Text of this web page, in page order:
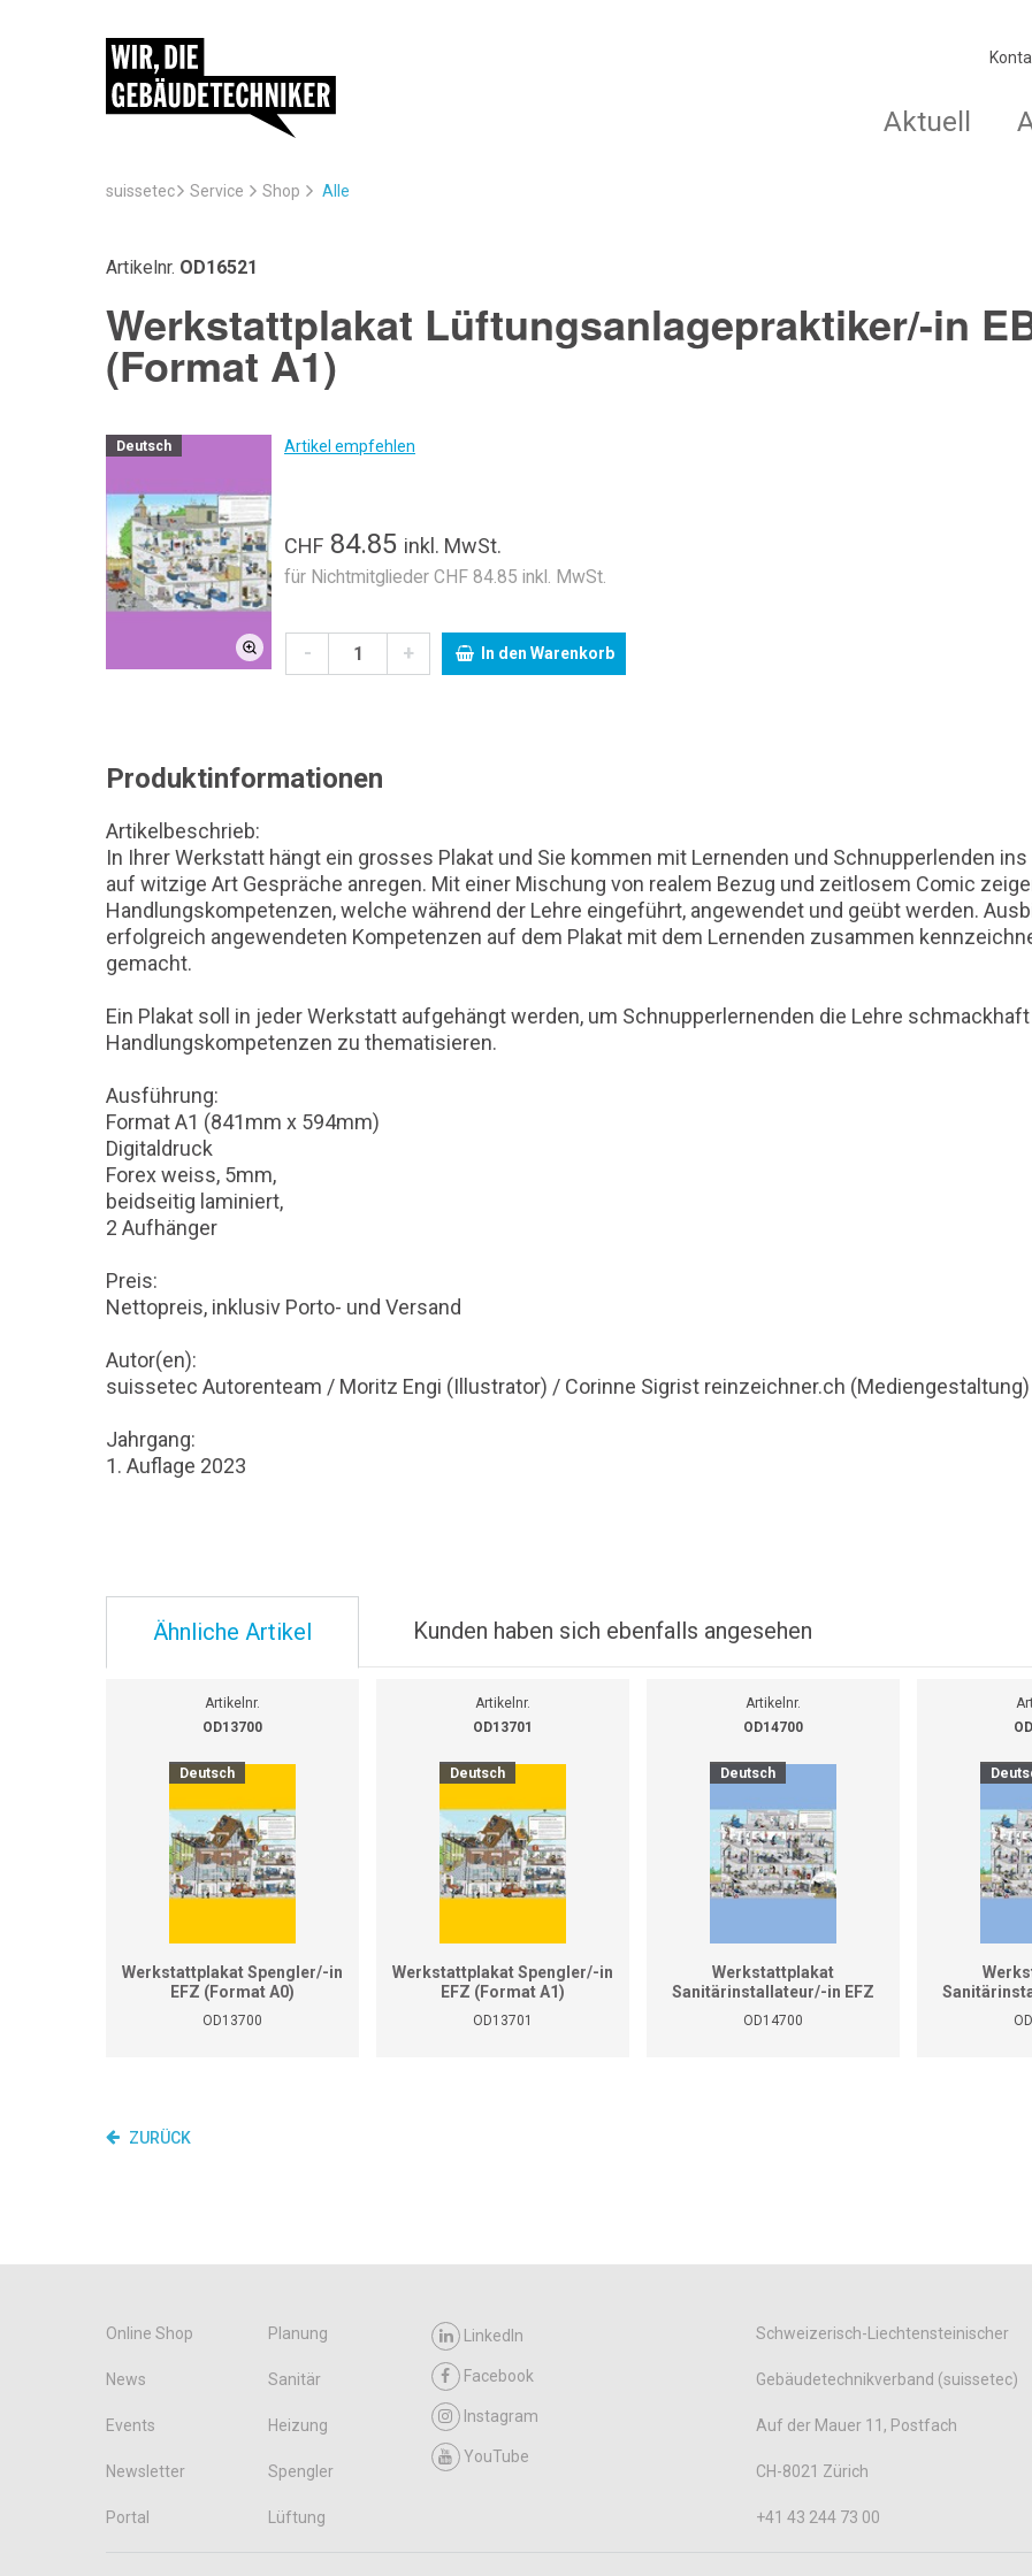
Aktuell
suissetec Service Shop Alle
Artikelnr. OD16521
Werkstattplakat Lüftungsanlagepraktiker/-in
(Format A1)
Deutsch Artikel empfehlen
CHF 84.85 inkl. MwSt.
für Nichtmitglieder CHF 84.85 inkl. MwSt.
- + In den Warenkorb
Produktinformationen
Artikelbeschrieb:
In Ihrer Werkstatt hängt ein grosses Plakat und Sie kommen mit Lernenden und Schnupperlenden
auf witzige Art Gespräche anregen. Mit einer Mischung von realem Bezug und zeitlosem Comic
Handlungskompetenzen, welche während der Lehre eingeführt, angewendet und geübt werden.
erfolgreich angewendeten Kompetenzen auf dem Plakat mit dem Lernenden zusammen
gemacht.
Ein Plakat soll in jeder Werkstatt aufgehängt werden, um Schnupperlernenden die Lehre
Handlungskompetenzen zu thematisieren.
Ausführung:
Format A1 (841mm x 594mm)
Digitaldruck
Forex weiss, 5mm,
beidseitig laminiert,
2 Aufhänger
Preis:
Nettopreis, inklusiv Porto- und Versand
Autor(en):
suissetec Autorenteam / Moritz Engi (Illustrator) / Corinne Sigrist reinzeichner.ch (Mediengestaltung)
Jahrgang:
1. Auflage 2023
Ähnliche Artikel Kunden haben sich ebenfalls angesehen
Artikelnr.
OD13700
Deutsch
Werkstattplakat Spengler/-in
EFZ (Format A0)
OD13700
Artikelnr.
OD13701
Deutsch
Werkstattplakat Spengler/-in
EFZ (Format A1)
OD13701
Artikelnr.
OD14700
Deutsch
Werkstattplakat
Sanitärinstallateur/-in EFZ
(Format A0)
OD14700
ZURÜCK
Online Shop Planung
News Sanitär
Events Heizung
Newsletter Spengler
Portal Lüftung
LinkedIn
Facebook
Instagram
YouTube
Schweizerisch-Liechtensteinischer
Gebäudetechnikverband (suissetec)
Auf der Mauer 11, Postfach
CH-8021 Zürich
+41 43 244 73 00